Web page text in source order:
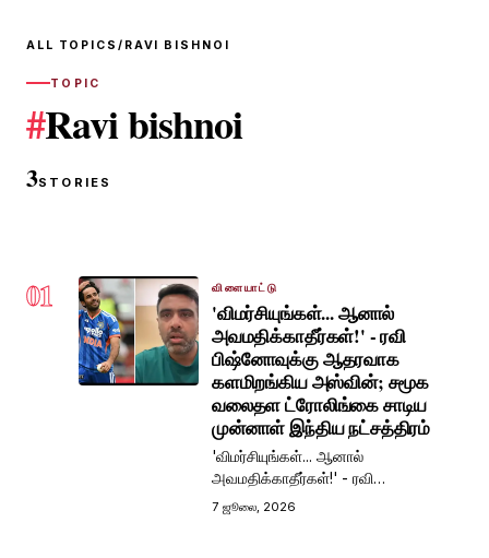
ALL TOPICS / RAVI BISHNOI
TOPIC
#Ravi bishnoi
3STORIES
01 விளையாட்டு
'விமர்சியுங்கள்... ஆனால்
அவமதிக்காதீர்கள்!' - ரவி
பிஷ்னோவுக்கு ஆதரவாக
களமிறங்கிய அஸ்வின்; சமூக
வலைதள ட்ரோலிங்கை சாடிய
முன்னாள் இந்திய நட்சத்திரம்
'விமர்சியுங்கள்... ஆனால்
அவமதிக்காதீர்கள்!' - ரவி
பிஷ்னோவுக்கு ஆதரவாக களமிறங்கிய
7 ஜூலை, 2026